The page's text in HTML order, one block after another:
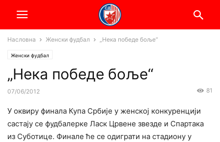
Насловна Женски фудбал „Нека победе боље“
Женски фудбал
„Нека победе боље“
07/06/2012 81
У оквиру финала Купа Србије у женској конкуренцији
састају се фудбалерке Ласк Црвене звезде и Спартака
из Суботице. Финале ће се одиграти на стадиону у